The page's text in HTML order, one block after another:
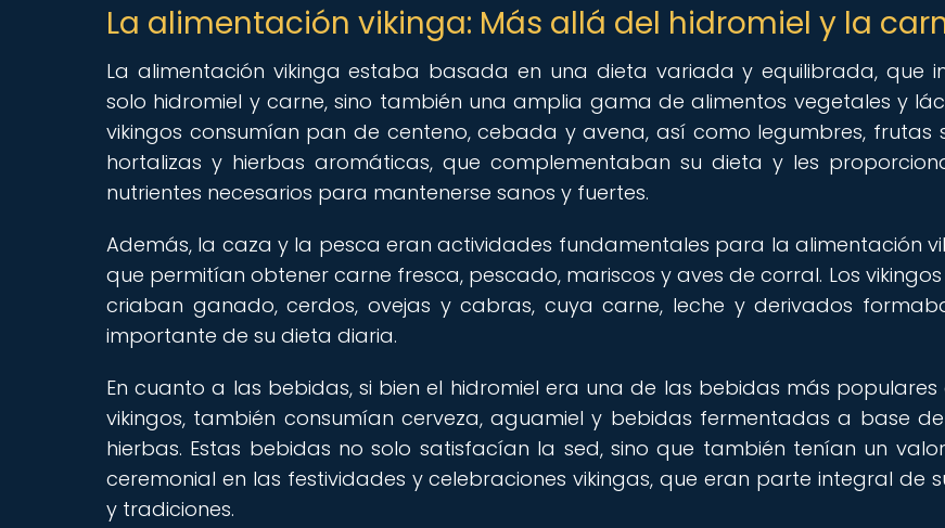
La alimentación vikinga: Más allá del hidromiel y la
La alimentación vikinga estaba basada en una dieta variada y equilibrada, que
solo hidromiel y carne, sino también una amplia gama de alimentos vegetales y
vikingos consumían pan de centeno, cebada y avena, así como legumbres, frutas
hortalizas y hierbas aromáticas, que complementaban su dieta y les
nutrientes necesarios para mantenerse sanos y fuertes.
Además, la caza y la pesca eran actividades fundamentales para la alimentación
que permitían obtener carne fresca, pescado, mariscos y aves de corral. Los
criaban ganado, cerdos, ovejas y cabras, cuya carne, leche y derivados
importante de su dieta diaria.
En cuanto a las bebidas, si bien el hidromiel era una de las bebidas más populares
vikingos, también consumían cerveza, aguamiel y bebidas fermentadas a base
hierbas. Estas bebidas no solo satisfacían la sed, sino que también tenían un
ceremonial en las festividades y celebraciones vikingas, que eran parte integral de
y tradiciones.